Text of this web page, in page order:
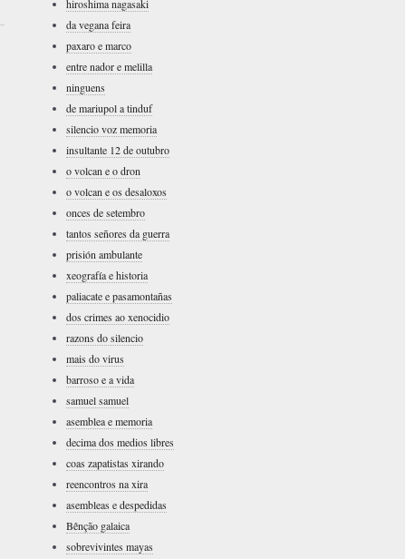
hiroshima nagasaki
da vegana feira
paxaro e marco
entre nador e melilla
ninguens
de mariupol a tinduf
silencio voz memoria
insultante 12 de outubro
o volcan e o dron
o volcan e os desaloxos
onces de setembro
tantos señores da guerra
prisión ambulante
xeografía e historia
paliacate e pasamontañas
dos crimes ao xenocidio
razons do silencio
mais do virus
barroso e a vida
samuel samuel
asemblea e memoria
decima dos medios libres
coas zapatistas xirando
reencontros na xira
asembleas e despedidas
Bênção galaica
sobrevivintes mayas